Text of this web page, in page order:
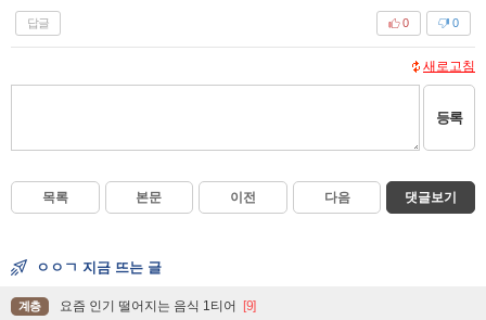
답글 0
0
새로고침
등록
목록 본문 이전 다음 댓글보기
ㅇㅇㄱ 지금 뜨는 글
계층 요즘 인기 떨어지는 음식 1티어 [9]